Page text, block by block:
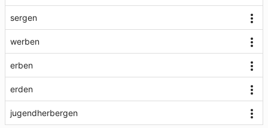
sergen
werben
erben
erden
jugendherbergen